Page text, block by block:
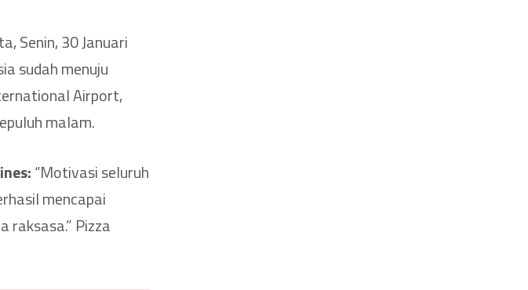
Senin, 30 Januari
sudah menuju
Airport,
malam.
“Motivasi seluruh
mencapai
raksasa.” Pizza